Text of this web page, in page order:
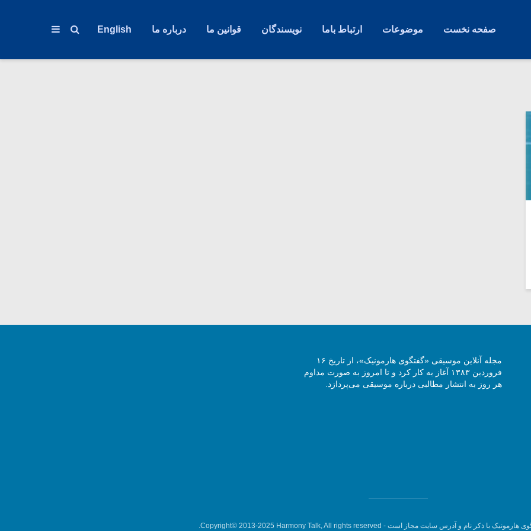
صفحه نخست موضوعات ارتباط باما نویسندگان قوانین ما درباره ما English
مجله آنلاین موسیقی «گفتگوی هارمونیک»، از تاریخ ۱۶
فروردین ۱۳۸۳ آغاز به کار کرد و تا امروز به صورت مداوم
هر روز به انتشار مطالبی درباره موسیقی می‌پردازد.
هارمونیک با ذکر نام و آدرس سایت مجاز است - Copyright© 2013-2025 Harmony Talk, All rights reserved.